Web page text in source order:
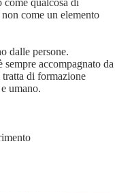
come qualcosa di
come un elemento
dalle persone.
accompagnato da
di formazione
umano.